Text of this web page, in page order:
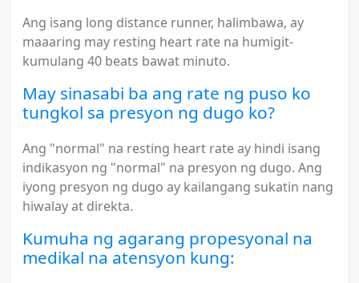
Ang isang long distance runner, halimbawa, ay
maaaring may resting heart rate na humigit-
kumulang 40 beats bawat minuto.
May sinasabi ba ang rate ng puso ko
tungkol sa presyon ng dugo ko?
Ang "normal" na resting heart rate ay hindi isang
indikasyon ng "normal" na presyon ng dugo. Ang
iyong presyon ng dugo ay kailangang sukatin nang
hiwalay at direkta.
Kumuha ng agarang propesyonal na
medikal na atensyon kung: